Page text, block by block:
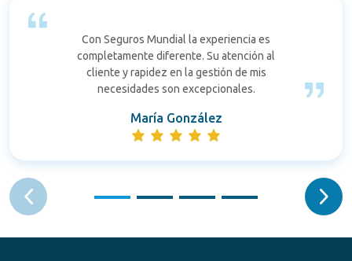
Con Seguros Mundial la experiencia es
completamente diferente. Su atención al
cliente y rapidez en la gestión de mis
necesidades son excepcionales.
María González